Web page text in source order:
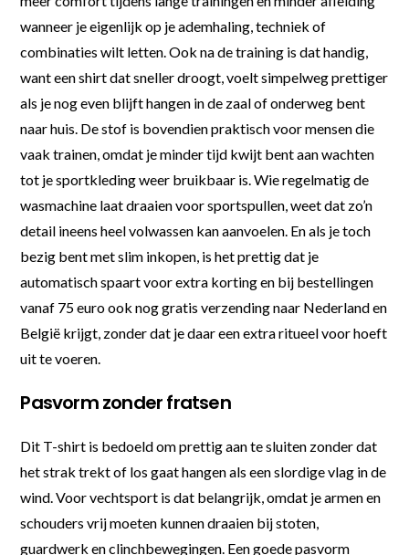
wanneer je eigenlijk op je ademhaling, techniek of
combinaties wilt letten. Ook na de training is dat handig,
want een shirt dat sneller droogt, voelt simpelweg prettiger
als je nog even blijft hangen in de zaal of onderweg bent
naar huis. De stof is bovendien praktisch voor mensen die
vaak trainen, omdat je minder tijd kwijt bent aan wachten
tot je sportkleding weer bruikbaar is. Wie regelmatig de
wasmachine laat draaien voor sportspullen, weet dat zo’n
detail ineens heel volwassen kan aanvoelen. En als je toch
bezig bent met slim inkopen, is het prettig dat je
automatisch spaart voor extra korting en bij bestellingen
vanaf 75 euro ook nog gratis verzending naar Nederland en
België krijgt, zonder dat je daar een extra ritueel voor hoeft
uit te voeren.
Pasvorm zonder fratsen
Dit T-shirt is bedoeld om prettig aan te sluiten zonder dat
het strak trekt of los gaat hangen als een slordige vlag in de
wind. Voor vechtsport is dat belangrijk, omdat je armen en
schouders vrij moeten kunnen draaien bij stoten,
guardwerk en clinchbewegingen. Een goede pasvorm